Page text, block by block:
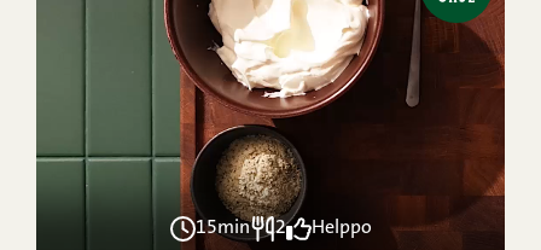
15min 2 Helppo